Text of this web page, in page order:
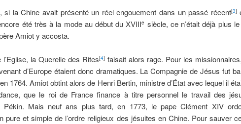
si la Chine avait présenté un réel engouement dans un passé récent[3]
été très à la mode au début du XVIIIe siècle, ce n’était déjà plus
Amiot y accosta.
la Querelle des Rites[4] faisait alors rage. Pour les
d’Europe étaient donc dramatiques. La Compagnie de Jésus fut
1764. Amiot obtint alors de Henri Bertin, ministre d’État avec lequel il
que le roi de France finance à titre personnel le travail des
Pékin. Mais neuf ans plus tard, en 1773, le pape Clément XIV
pure et simple de l’ordre religieux des jésuites en Chine. Pour sauver